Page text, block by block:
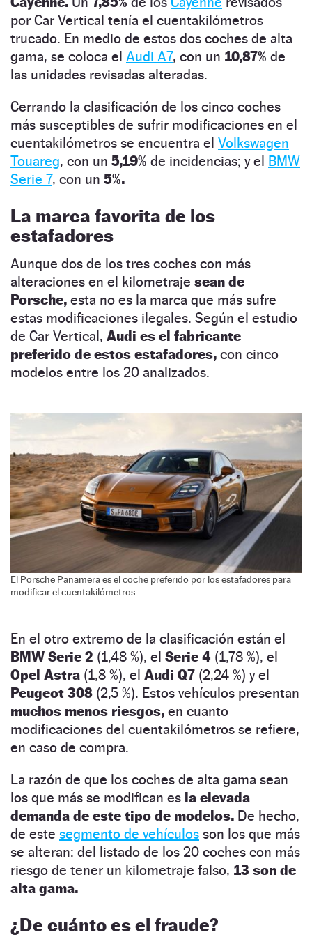
por Car Vertical tenía el cuentakilómetros
trucado. En medio de estos dos coches de alta
gama, se coloca el Audi A7, con un 10,87% de
las unidades revisadas alteradas.
Cerrando la clasificación de los cinco coches
más susceptibles de sufrir modificaciones en el
cuentakilómetros se encuentra el Volkswagen
Touareg, con un 5,19% de incidencias; y el BMW
Serie 7, con un 5%.
La marca favorita de los
estafadores
Aunque dos de los tres coches con más
alteraciones en el kilometraje sean de
Porsche, esta no es la marca que más sufre
estas modificaciones ilegales. Según el estudio
de Car Vertical, Audi es el fabricante
preferido de estos estafadores, con cinco
modelos entre los 20 analizados.
El Porsche Panamera es el coche preferido por los estafadores para
modificar el cuentakilómetros.
En el otro extremo de la clasificación están el
BMW Serie 2 (1,48 %), el Serie 4 (1,78 %), el
Opel Astra (1,8 %), el Audi Q7 (2,24 %) y el
Peugeot 308 (2,5 %). Estos vehículos presentan
muchos menos riesgos, en cuanto
modificaciones del cuentakilómetros se refiere,
en caso de compra.
La razón de que los coches de alta gama sean
los que más se modifican es la elevada
demanda de este tipo de modelos. De hecho,
de este segmento de vehículos son los que más
se alteran: del listado de los 20 coches con más
riesgo de tener un kilometraje falso, 13 son de
alta gama.
¿De cuánto es el fraude?